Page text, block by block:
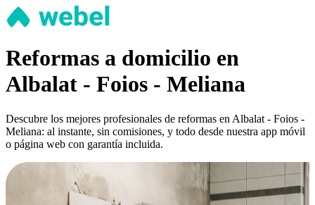
Reformas a domicilio en
Albalat - Foios - Meliana
Descubre los mejores profesionales de reformas en Albalat - Foios -
Meliana: al instante, sin comisiones, y todo desde nuestra app móvil
o página web con garantía incluida.